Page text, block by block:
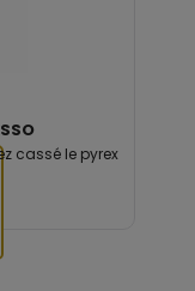
cassé le pyrex